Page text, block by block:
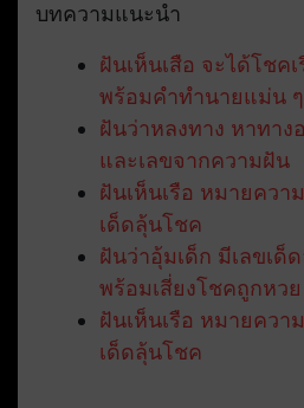
บทความแนะนำ
ฝันเห็นเสือ จะได้โชค
พร้อมคำทำนายแม่น ๆ
ฝันว่าหลงทาง หาทา
และเลขจากความฝัน
ฝันเห็นเรือ หมายควา
เด็ดลุ้นโชค
ฝันว่าอุ้มเด็ก มีเลขเด็
พร้อมเสี่ยงโชคถูกหวย
ฝันเห็นเรือ หมายควา
เด็ดลุ้นโชค